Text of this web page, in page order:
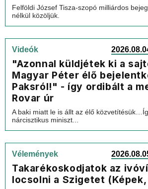
Felföldi József Tisza-szopó milliárdos
nélkül közöljük.
Videók
"Azonnal küldjétek ki a
Magyar Péter élő
Paksról!" - így ordibált a
Rovar úr
A baki miatt le is állt az élő
nárcisztikus miniszt...
Vélemények
Takarékoskodjatok az
locsolni a Szigetet (Képek,